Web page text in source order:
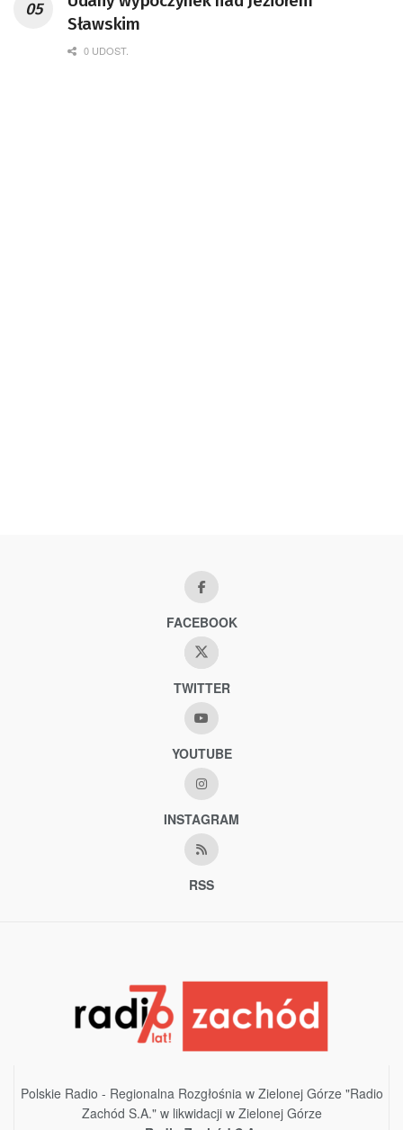
Sławskim
0 UDOST.
FACEBOOK
TWITTER
YOUTUBE
INSTAGRAM
RSS
Polskie Radio - Regionalna Rozgłośnia w Zielonej Górze "Radio
Zachód S.A." w likwidacji w Zielonej Górze